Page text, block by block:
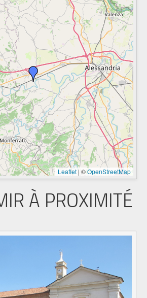
Leaflet | ©OpenStreetMap
À PROXIMITÉ